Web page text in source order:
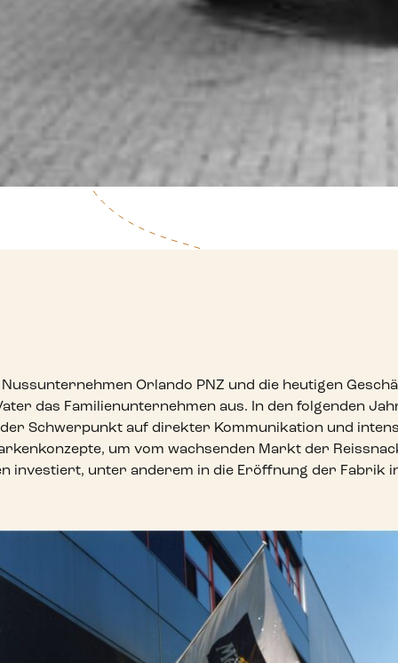
Orlando PNZ und die heutigen
das Familienunternehmen aus. In den folgenden
Schwerpunkt auf direkter Kommunikation und
um vom wachsenden Markt der
investiert, unter anderem in die Eröffnung der Fabrik